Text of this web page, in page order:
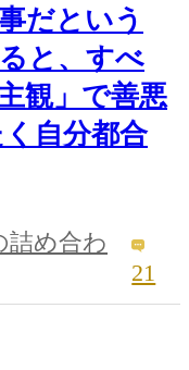
だという
と、すべ
観」で善悪
自分都合
詰め合わ
21